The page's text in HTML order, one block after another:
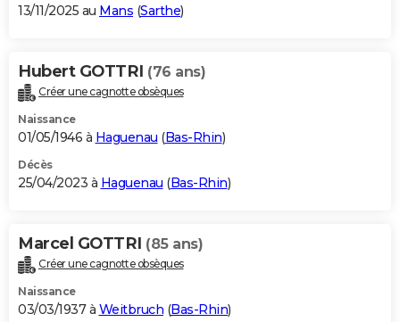
BONS PLANS
Carte de Noël
Carte Bonne année
Carte Saint-Valentin
Carte Pâques
Carte d'anniversaire
DICTIONNAIRE
Dictionnaire
Biographies
Citations
Expressions
Proverbes
PROGRAMME TV
S'inscrire
Se connecter
Lycées
Collèges
Primaires
Universités
Entreprises
Service militaire
Avis de recherche
AVIS DE DÉCÈS
Bricolage
Lifestyle
Culture
Sport
Auto
Television
Voyage
Cinema
13/11/2025 au Mans (Sarthe)
Hubert GOTTRI (76 ans)
Créer une cagnotte obsèques
Naissance
01/05/1946 à Haguenau (Bas-Rhin)
Décès
25/04/2023 à Haguenau (Bas-Rhin)
Marcel GOTTRI (85 ans)
Créer une cagnotte obsèques
Naissance
03/03/1937 à Weitbruch (Bas-Rhin)